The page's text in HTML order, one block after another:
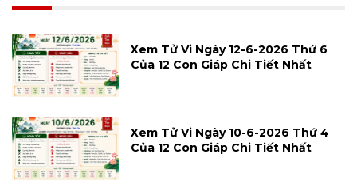
Xem Tử Vi Ngày 12-6-2026 Thứ 6
Của 12 Con Giáp Chi Tiết Nhất
Xem Tử Vi Ngày 10-6-2026 Thứ 4
Của 12 Con Giáp Chi Tiết Nhất